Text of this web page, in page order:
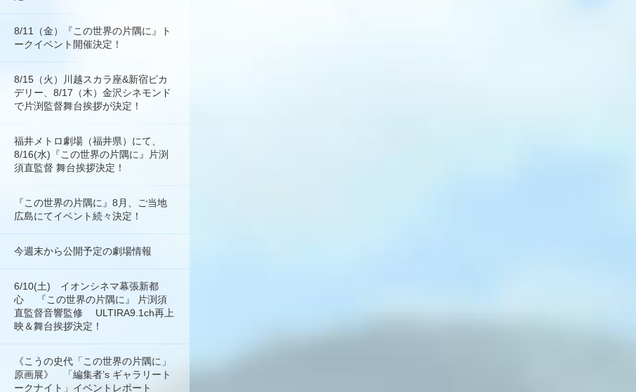
8/11（金）『この世界の片隅に』ト
ークイベント開催決定！
8/15（火）川越スカラ座&新宿ピカ
デリー、8/17（木）金沢シネモンド
で片渕監督舞台挨拶が決定！
福井メトロ劇場（福井県）にて、
8/16(水)『この世界の片隅に』片渕
須直監督 舞台挨拶決定！
『この世界の片隅に』8月、ご当地
広島にてイベント続々決定！
今週末から公開予定の劇場情報
6/10(土) イオンシネマ幕張新都
心 『この世界の片隅に』 片渕須
直監督音響監修 ULTIRA9.1ch再上
映＆舞台挨拶決定！
《こうの史代「この世界の片隅に」
原画展》 「編集者’s ギャラリート
ークナイト」イベントレポート